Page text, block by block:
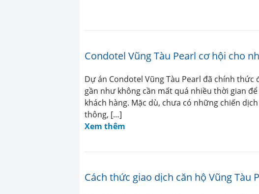
Condotel Vũng Tàu Pearl cơ hội cho
Dự án Condotel Vũng Tàu Pearl đã chính
gần như không cần mất quá nhiều thời gian
khách hàng. Mặc dù, chưa có những chiến
thông, […]
Xem thêm
Cách thức giao dịch căn hộ Vũng Tàu